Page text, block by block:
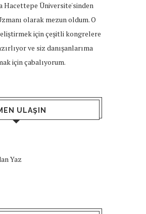
Hacettepe Üniversite'sinden
olarak mezun oldum. O
için çeşitli kongrelere
ve siz danışanlarıma
için çabalıyorum.
ULAŞIN
Yaz